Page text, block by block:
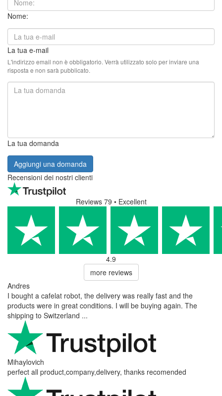
Nome:
La tua e-mail
L'indirizzo email non è obbligatorio. Verrà utilizzato solo per inviare una
risposta e non sarà pubblicato.
La tua domanda
Aggiungi una domanda
Recensioni dei nostri clienti
Reviews 79 • Excellent
4.9
more reviews
Andres
I bought a cafelat robot, the delivery was really fast and the
products were in great conditions. I will be buying again. The
shipping to Switzerland ...
Mihaylovich
perfect all product,company,delivery, thanks recomended